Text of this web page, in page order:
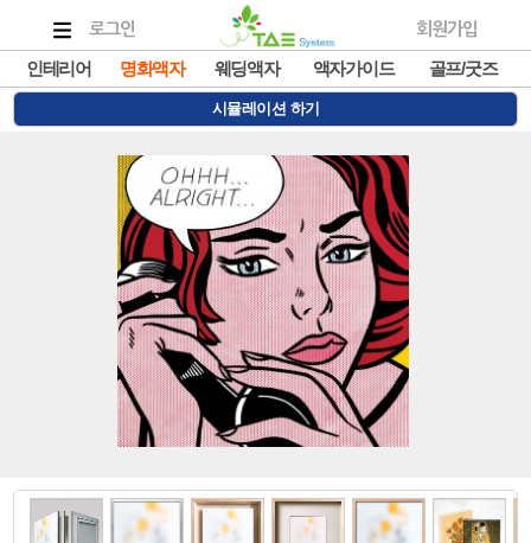
로그인 회원가입
인테리어 명화액자 웨딩액자 액자가이드 골프/굿즈
시뮬레이션 하기